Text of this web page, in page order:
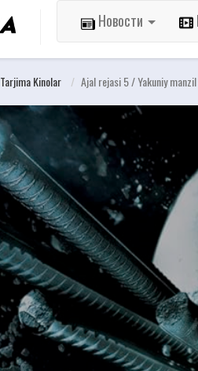
Новости
Tarjima Kinolar Ajal rejasi 5 / Yakuniy